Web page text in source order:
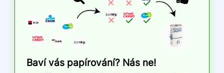
Baví vás papírování? Nás ne!